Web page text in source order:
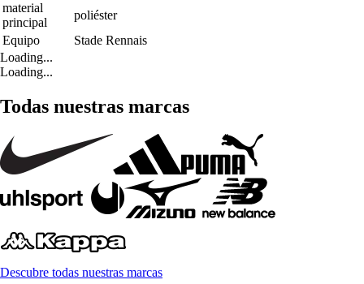
material
principal
poliéster
Equipo
Stade Rennais
Loading...
Loading...
Todas nuestras marcas
Descubre todas nuestras marcas